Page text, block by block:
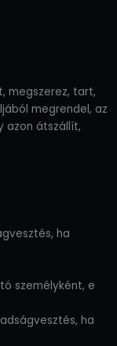
megszerez, tart,
megrendel, az
azon átszállít,
ha
személyként, e
ha